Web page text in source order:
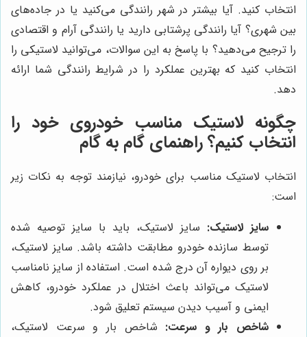
انتخاب کنید. آیا بیشتر در شهر رانندگی می‌کنید یا در جاده‌های
بین شهری؟ آیا رانندگی پرشتابی دارید یا رانندگی آرام و اقتصادی
را ترجیح می‌دهید؟ با پاسخ به این سوالات، می‌توانید لاستیکی را
انتخاب کنید که بهترین عملکرد را در شرایط رانندگی شما ارائه
دهد.
چگونه لاستیک مناسب خودروی خود را
انتخاب کنیم؟ راهنمای گام به گام
انتخاب لاستیک مناسب برای خودرو، نیازمند توجه به نکات زیر
است:
سایز لاستیک: سایز لاستیک، باید با سایز توصیه شده
توسط سازنده خودرو مطابقت داشته باشد. سایز لاستیک،
بر روی دیواره آن درج شده است. استفاده از سایز نامناسب
لاستیک می‌تواند باعث اختلال در عملکرد خودرو، کاهش
ایمنی و آسیب دیدن سیستم تعلیق شود.
شاخص بار و سرعت: شاخص بار و سرعت لاستیک،